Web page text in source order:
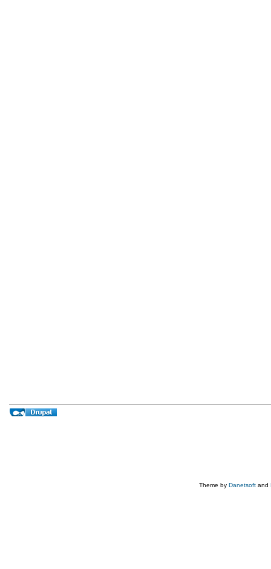
Theme by Danetsoft and